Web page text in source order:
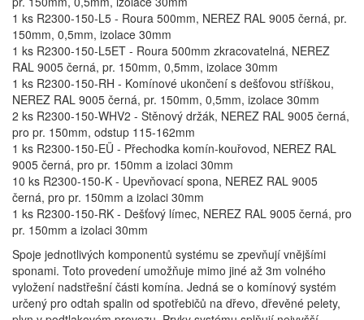
1 ks R2300-150-L5 - Roura 500mm, NEREZ RAL 9005 černá, pr.
150mm, 0,5mm, izolace 30mm
1 ks R2300-150-L5ET - Roura 500mm zkracovatelná, NEREZ
RAL 9005 černá, pr. 150mm, 0,5mm, izolace 30mm
1 ks R2300-150-RH - Komínové ukončení s dešťovou stříškou,
NEREZ RAL 9005 černá, pr. 150mm, 0,5mm, izolace 30mm
2 ks R2300-150-WHV2 - Stěnový držák, NEREZ RAL 9005 černá,
pro pr. 150mm, odstup 115-162mm
1 ks R2300-150-EÜ - Přechodka komín-kouřovod, NEREZ RAL
9005 černá, pro pr. 150mm a izolaci 30mm
10 ks R2300-150-K - Upevňovací spona, NEREZ RAL 9005
černá, pro pr. 150mm a izolaci 30mm
1 ks R2300-150-RK - Dešťový límec, NEREZ RAL 9005 černá, pro
pr. 150mm a izolaci 30mm
Spoje jednotlivých komponentů systému se zpevňují vnějšími
sponami. Toto provedení umožňuje mimo jiné až 3m volného
vyložení nadstřešní části komína. Jedná se o komínový systém
určený pro odtah spalin od spotřebičů na dřevo, dřevěné pelety,